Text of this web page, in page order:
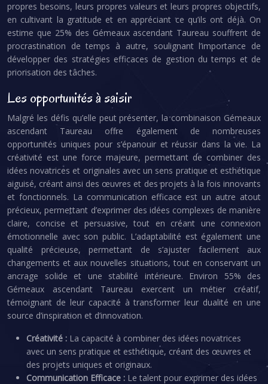
propres besoins, leurs propres valeurs et leurs propres objectifs,
en cultivant la gratitude et en appréciant ce qu’ils ont déjà. On
estime que 25% des Gémeaux ascendant Taureau souffrent de
procrastination de temps à autre, soulignant l’importance de
développer des stratégies efficaces de gestion du temps et de
priorisation des tâches.
Les opportunités à saisir
Malgré les défis qu’elle peut présenter, la combinaison Gémeaux
ascendant Taureau offre également de nombreuses
opportunités uniques pour s’épanouir et réussir dans la vie. La
créativité est une force majeure, permettant de combiner des
idées novatrices et originales avec un sens pratique et esthétique
aiguisé, créant ainsi des œuvres et des projets à la fois innovants
et fonctionnels. La communication efficace est un autre atout
précieux, permettant d’exprimer des idées complexes de manière
claire, concise et persuasive, tout en créant une connexion
émotionnelle avec son public. L’adaptabilité est également une
qualité précieuse, permettant de s’ajuster facilement aux
changements et aux nouvelles situations, tout en conservant un
ancrage solide et une stabilité intérieure. Environ 55% des
Gémeaux ascendant Taureau exercent un métier créatif,
témoignant de leur capacité à transformer leur dualité en une
source d’inspiration et d’innovation.
Créativité : La capacité à combiner des idées novatrices
avec un sens pratique et esthétique, créant des œuvres et
des projets uniques et originaux.
Communication Efficace : Le talent pour exprimer des idées